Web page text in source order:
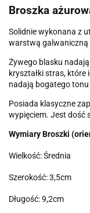
Broszka
Solidnie wykonana z
warstwą galwaniczną
Żywego blasku
kryształki stras, które
nadają bogatego
Posiada klasyczne
wypięciem. Jest dość
Wymiary Broszki
Wielkość: Średnia
Szerokość: 3,5cm
Długość: 9,2cm